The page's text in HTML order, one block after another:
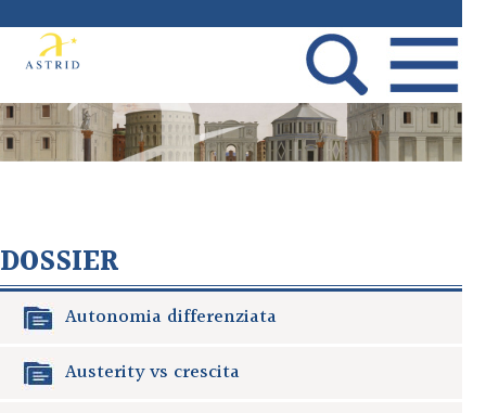
DOSSIER
Autonomia differenziata
Austerity vs crescita